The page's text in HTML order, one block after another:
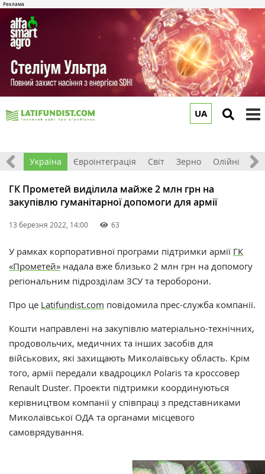
UA
Все Україна Євроінтеграція Світ Зерно Олійні
ГК Прометей виділила майже 2 млн грн на
закупівлю гуманітарної допомоги для армії
13 березня 2022, 14:00 63
У рамках корпоративної програми підтримки армії ГК
«Прометей» надала вже близько 2 млн грн на допомогу
регіональним підрозділам ЗСУ та тероборони.
Про це Latifundist.com повідомила прес-служба компанії.
Кошти направлені на закупівлю матеріально-технічних,
продовольчих, медичних та інших засобів для
військових, які захищають Миколаївську область. Крім
того, армії передали квадроцикл Polaris та кроссовер
Renault Duster. Проекти підтримки координуються
керівництвом компанії у співпраці з представниками
Миколаївської ОДА та органами місцевого
самоврядування.